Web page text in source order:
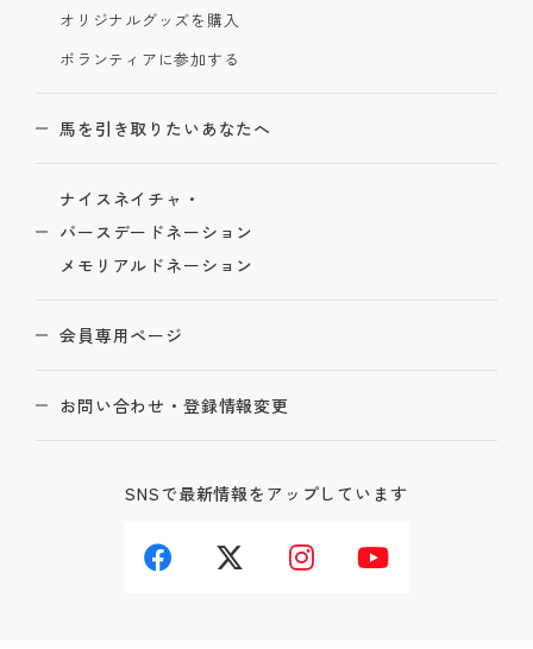
オリジナルグッズを購入
ボランティアに参加する
馬を引き取りたいあなたへ
ナイスネイチャ・
バースデードネーション
メモリアルドネーション
会員専用ページ
お問い合わせ・登録情報変更
SNSで最新情報をアップしています